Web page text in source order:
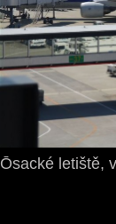
Ōsacké letiště,